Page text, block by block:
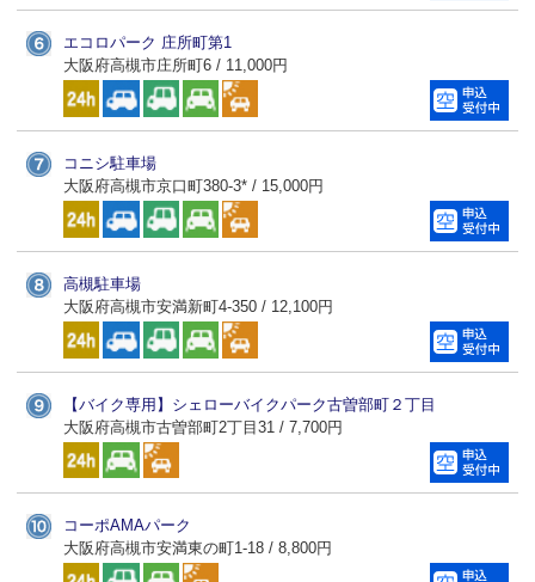
エコロパーク 庄所町第1
大阪府高槻市庄所町6 / 11,000円
コニシ駐車場
大阪府高槻市京口町380-3* / 15,000円
高槻駐車場
大阪府高槻市安満新町4-350 / 12,100円
【バイク専用】シェローバイクパーク古曽部町２丁目
大阪府高槻市古曽部町2丁目31 / 7,700円
コーポAMAパーク
大阪府高槻市安満東の町1-18 / 8,800円